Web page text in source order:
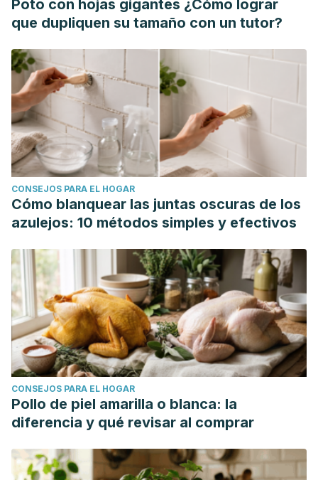
10.1055/s-0029-1245527. Epub 2010 Aug 25. PMID:
Karimi S, Arabi A, Shahraki T. Alcohol and the Eye. J
Ophthalmic Vis Res. 2021 Apr 29;16(2):260-270. doi:
10.18502/jovr.v16i2.9089. PMID: 34055263; PMCID:
PMC8126742.
Solberg Y, Rosner M, Belkin M. The association between
cigarette smoking and ocular diseases. Surv Ophthalmol.
1998 May-Jun;42(6):535-47. doi: 10.1016/s0039-
6257(98)00002-2. PMID: 9635902.
Kawashima M, Uchino M, Yokoi N, Uchino Y, Dogru M,
Komuro A, Sonomura Y, Kato H, Kinoshita S, Tsubota K. The
association of sleep quality with dry eye disease: the
Osaka study. Clin Ophthalmol. 2016 Jun 1;10:1015-21. doi:
10.2147/OPTH.S99620. PMID: 27330271; PMCID:
PMC4898440.
Wang MT, Craig JP. Investigating the effect of eye
cosmetics on the tear film: current insights. Clin Optom
(Auckl). 2018 Apr 3;10:33-40. doi: 10.2147/OPTO.S150926.
PMID: 30214340; PMCID: PMC6118859.
Kojima T. Contact Lens-Associated Dry Eye Disease:
Recent Advances Worldwide and in Japan. Invest
Ophthalmol Vis Sci. 2018 Nov 1;59(14):DES102-DES108. doi:
10.1167/iovs.17-23685. PMID: 30481813.
Poto con hojas gigantes ¿Cómo lograr
que dupliquen su tamaño con un tutor?
CONSEJOS PARA EL HOGAR
Cómo blanquear las juntas oscuras de los
azulejos: 10 métodos simples y efectivos
CONSEJOS PARA EL HOGAR
Pollo de piel amarilla o blanca: la
diferencia y qué revisar al comprar